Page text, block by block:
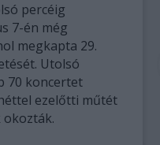
percéig
7-én még
megkapta 29.
Utolsó
70 koncertet
ezelőtti műtét